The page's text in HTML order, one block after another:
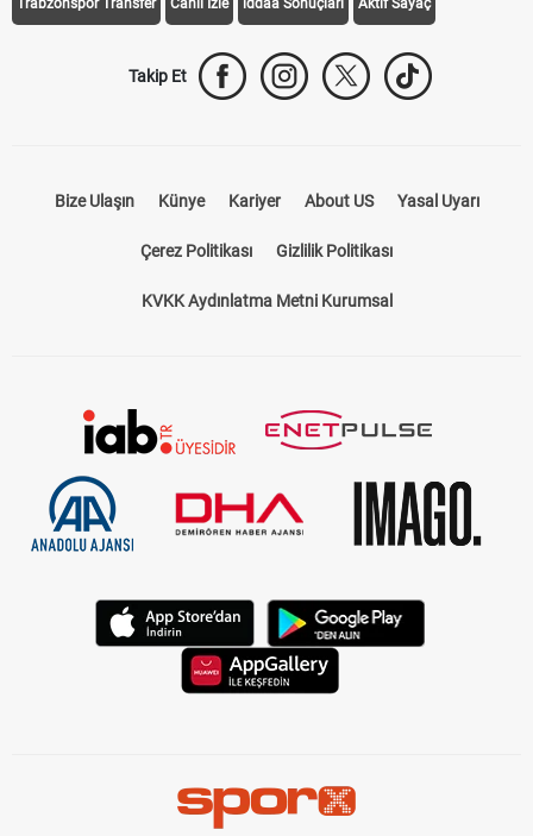
Trabzonspor Transfer Canlı İzle iddaa Sonuçları Aktif Sayaç
Takip Et
Bize Ulaşın Künye Kariyer About US Yasal Uyarı
Çerez Politikası Gizlilik Politikası
KVKK Aydınlatma Metni Kurumsal